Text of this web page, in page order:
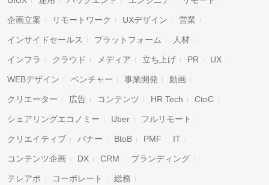
企画立案 リモートワーク UXデザイン 営業
インサイドセールス プラットフォーム 人材
インフラ クラウド メディア 立ち上げ PR UX
WEBデザイン ベンチャー 事業開発 動画
クリエーター 広告 コンテンツ HR Tech CtoC
シェアリングエコノミー Uber フルリモート
クリエイティブ バナー BtoB PMF IT
コンテンツ企画 DX CRM ブランディング
テレアポ コーポレート 総務